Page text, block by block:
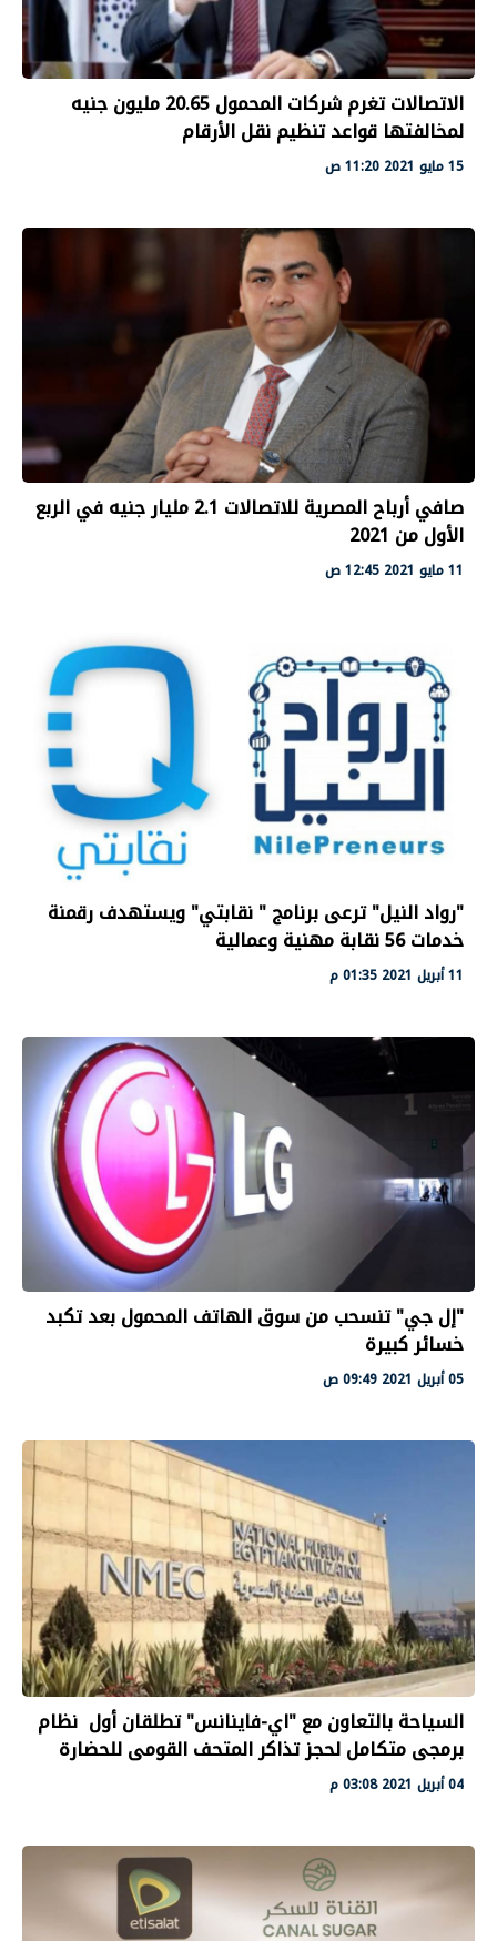
الاتصالات تغرم شركات المحمول 20.65 مليون جنيه
لمخالفتها قواعد تنظيم نقل الأرقام
15 مايو 2021 11:20 ص
صافي أرباح المصرية للاتصالات 2.1 مليار جنيه في الربع
الأول من 2021
11 مايو 2021 12:45 ص
"رواد النيل" ترعى برنامج " نقابتي" ويستهدف رقمنة
خدمات 56 نقابة مهنية وعمالية
11 أبريل 2021 01:35 م
"إل جي" تنسحب من سوق الهاتف المحمول بعد تكبد
خسائر كبيرة
05 أبريل 2021 09:49 ص
السياحة بالتعاون مع "اي-فاينانس" تطلقان أول نظام
برمجى متكامل لحجز تذاكر المتحف القومى للحضارة
04 أبريل 2021 03:08 م